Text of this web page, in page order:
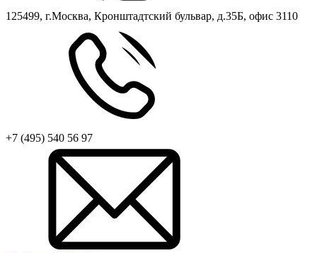
125499, г.Москва, Кронштадтский бульвар, д.35Б, офис 3110
+7 (495) 540 56 97